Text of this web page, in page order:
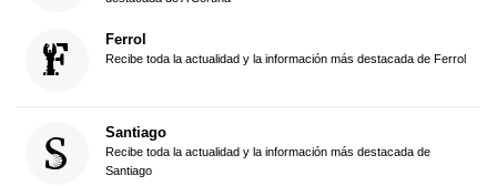
Ferrol
Recibe toda la actualidad y la información más destacada de Ferrol
Santiago
Recibe toda la actualidad y la información más destacada de
Santiago